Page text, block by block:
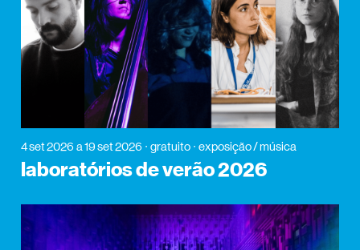
4 set 2026 a 19 set 2026 gratuito exposição / música
laboratórios de verão 2026